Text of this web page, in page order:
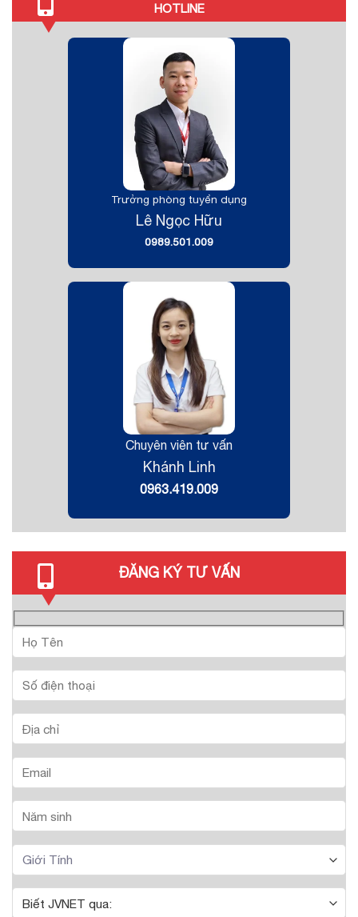
HOTLINE
Trưởng phòng tuyển dụng
Lê Ngọc Hữu
0989.501.009
Chuyên viên tư vấn
Khánh Linh
0963.419.009
ĐĂNG KÝ TƯ VẤN